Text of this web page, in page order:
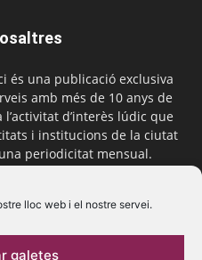
lloc web i el nostre servei.
galetes
és una publicació exclusiva
amb més de 10 anys de
d’interès lúdic que
i institucions de la ciutat
periodicitat mensual.